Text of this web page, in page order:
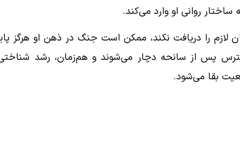
روانی او وارد می‌کند.
را دریافت نکند، ممکن است جنگ در ذهن او هرگز
استرس پس از سانحه دچار می‌شوند و هم‌زمان، رشد
بقا می‌شود.